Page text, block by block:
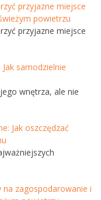
przyjazne miejsce
powietrzu
przyjazne miejsce
samodzielnie
wnętrza, ale nie
Jak oszczędzać
na zagospodarowanie i